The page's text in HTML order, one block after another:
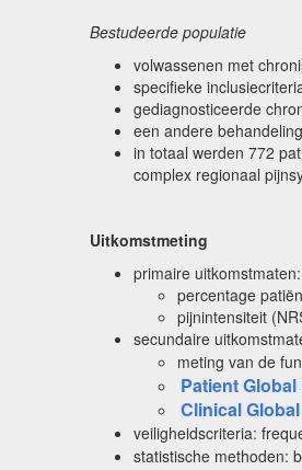
Bestudeerde populatie
volwassenen met
specifieke
gediagnosticeerde
een andere
in totaal werden 772
complex regionaal
Uitkomstmeting
primaire uitkomstmaten:
percentage
pijnintensiteit
secundaire
meting van de
Patient
Clinical
veiligheidscriteria:
statistische methoden: